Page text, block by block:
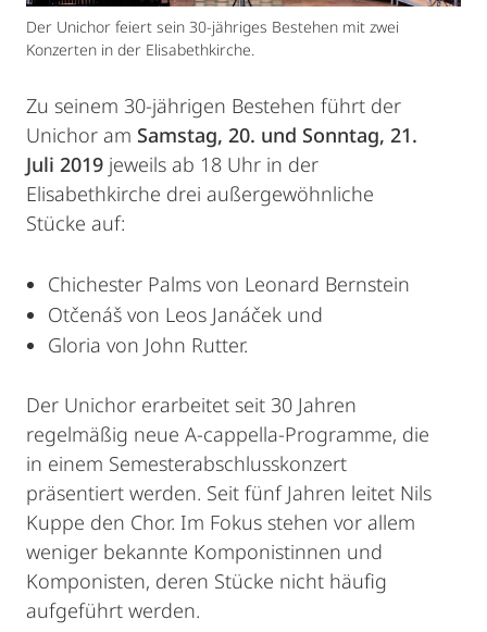
Der Unichor feiert sein 30-jähriges Bestehen mit zwei
Konzerten in der Elisabethkirche.
Zu seinem 30-jährigen Bestehen führt der
Unichor am Samstag, 20. und Sonntag, 21.
Juli 2019 jeweils ab 18 Uhr in der
Elisabethkirche drei außergewöhnliche
Stücke auf:
Chichester Palms von Leonard Bernstein
Otčenáš von Leos Janáček und
Gloria von John Rutter.
Der Unichor erarbeitet seit 30 Jahren
regelmäßig neue A-cappella-Programme, die
in einem Semesterabschlusskonzert
präsentiert werden. Seit fünf Jahren leitet Nils
Kuppe den Chor. Im Fokus stehen vor allem
weniger bekannte Komponistinnen und
Komponisten, deren Stücke nicht häufig
aufgeführt werden.